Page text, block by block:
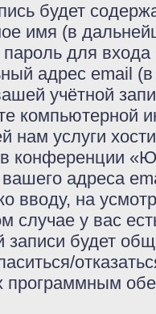
будет
имя (в
для
адрес email
учётной
компьютерной
нам услуги
конференции
адреса
вводу, на
случае у вас
записи будет
программным